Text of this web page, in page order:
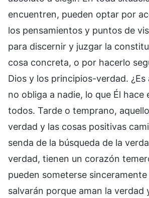
encuentren, pueden optar por
los pensamientos y puntos de
para discernir y juzgar la
cosa concreta, o por hacerlo
Dios y los principios-verdad. ¿Es
no obliga a nadie, lo que Él hace
todos. Tarde o temprano,
verdad y las cosas positivas
senda de la búsqueda de la
verdad, tienen un corazón
pueden someterse sinceramente
salvarán porque aman la verdad